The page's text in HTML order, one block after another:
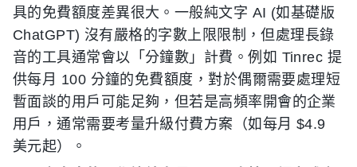
具的免費額度差異很大。一般純文字 AI (如基礎版
ChatGPT) 沒有嚴格的字數上限限制，但處理長錄
音的工具通常會以「分鐘數」計費。例如 Tinrec 提
供每月 100 分鐘的免費額度，對於偶爾需要處理短
暫面談的用戶可能足夠，但若是高頻率開會的企業
用戶，通常需要考量升級付費方案（如每月 $4.9
美元起）。